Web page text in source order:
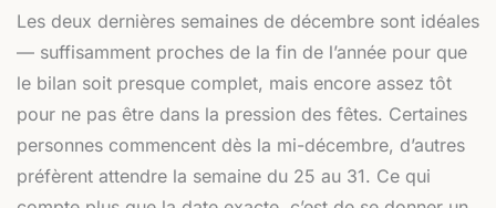
Les deux dernières semaines de décembre sont idéales
— suffisamment proches de la fin de l’année pour que
le bilan soit presque complet, mais encore assez tôt
pour ne pas être dans la pression des fêtes. Certaines
personnes commencent dès la mi-décembre, d’autres
préfèrent attendre la semaine du 25 au 31. Ce qui